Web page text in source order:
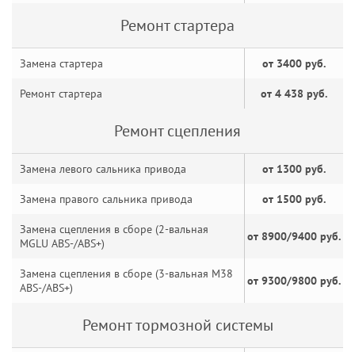
Ремонт стартера
Замена стартера от 3400 руб.
Ремонт стартера от 4 438 руб.
Ремонт сцепления
Замена левого сальника привода от 1300 руб.
Замена правого сальника привода от 1500 руб.
Замена сцепления в сборе (2-вальная
MGLU ABS-/ABS+)
от 8900/9400 руб.
Замена сцепления в сборе (3-вальная M38
ABS-/ABS+)
от 9300/9800 руб.
Ремонт тормозной системы